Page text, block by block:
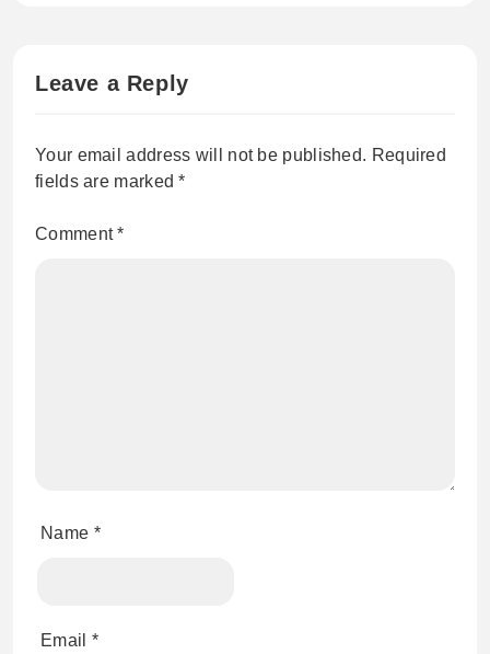
Leave a Reply
Your email address will not be published. Required
fields are marked*
Comment*
Name *
Email *